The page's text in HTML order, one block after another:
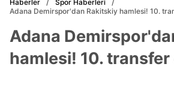
Haberler
Spor Haberleri
Adana Demirspor'dan Rakitskiy hamlesi! 10.
Adana
hamlesi! 10.